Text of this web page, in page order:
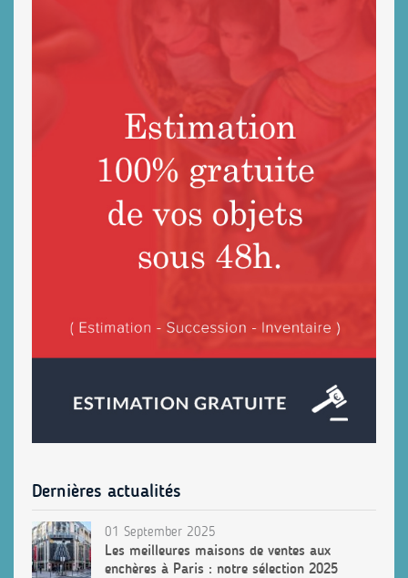
Dernières actualités
01 September 2025
Les meilleures maisons de ventes aux
enchères à Paris : notre sélection 2025